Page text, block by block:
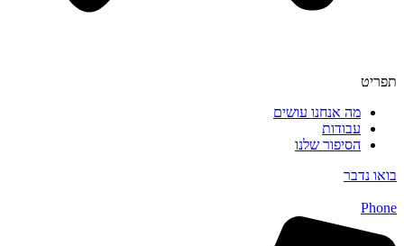
תפריט
מה אנחנו עושים
עבודות
הסיפור שלנו
בואו נדבר
Phone